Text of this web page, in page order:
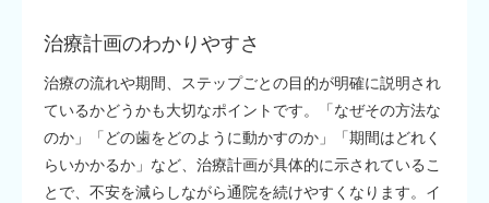
治療計画のわかりやすさ
治療の流れや期間、ステップごとの目的が明確に説明され
ているかどうかも大切なポイントです。「なぜその方法な
のか」「どの歯をどのように動かすのか」「期間はどれく
らいかかるか」など、治療計画が具体的に示されているこ
とで、不安を減らしながら通院を続けやすくなります。イ